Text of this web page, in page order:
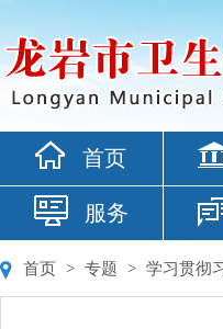
首页
服务
首页 > 专题 > 学习贯彻